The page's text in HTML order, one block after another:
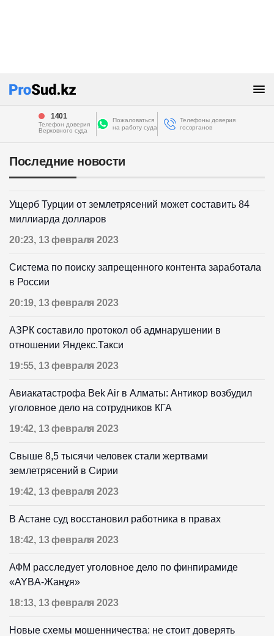
1401
Телефон доверия
Верховного суда
Пожаловаться
на работу суда
Телефоны доверия
госорганов
Последние новости
Ущерб Турции от землетрясений может составить 84
миллиарда долларов
20:23, 13 февраля 2023
Система по поиску запрещенного контента заработала
в России
20:19, 13 февраля 2023
АЗРК составило протокол об адмнарушении в
отношении Яндекс.Такси
19:55, 13 февраля 2023
Авиакатастрофа Bek Air в Алматы: Антикор возбудил
уголовное дело на сотрудников КГА
19:42, 13 февраля 2023
Свыше 8,5 тысячи человек стали жертвами
землетрясений в Сирии
19:42, 13 февраля 2023
В Астане суд восстановил работника в правах
18:42, 13 февраля 2023
АФМ расследует уголовное дело по финпирамиде
«AYBA-Жанұя»
18:13, 13 февраля 2023
Новые схемы мошенничества: не стоит доверять